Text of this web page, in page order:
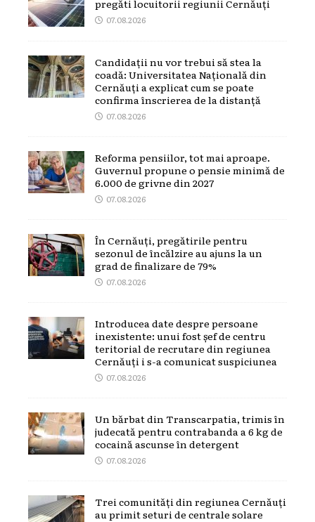
pregăti locuitorii regiunii Cernăuți
07.08.2026
Candidații nu vor trebui să stea la
coadă: Universitatea Națională din
Cernăuți a explicat cum se poate
confirma înscrierea de la distanță
07.08.2026
Reforma pensiilor, tot mai aproape.
Guvernul propune o pensie minimă de
6.000 de grivne din 2027
07.08.2026
În Cernăuți, pregătirile pentru
sezonul de încălzire au ajuns la un
grad de finalizare de 79%
07.08.2026
Introducea date despre persoane
inexistente: unui fost șef de centru
teritorial de recrutare din regiunea
Cernăuți i s-a comunicat suspiciunea
07.08.2026
Un bărbat din Transcarpatia, trimis în
judecată pentru contrabanda a 6 kg de
cocaină ascunse în detergent
07.08.2026
Trei comunități din regiunea Cernăuți
au primit seturi de centrale solare